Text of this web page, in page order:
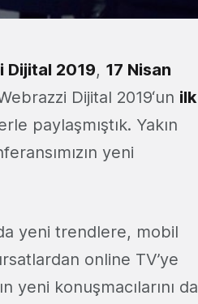
Dijital 2019, 17 Nisan
Dijital 2019‘un ilk
paylaşmıştık. Yakın
yeni
yeni trendlere, mobil
online TV’ye
yeni konuşmacılarını da